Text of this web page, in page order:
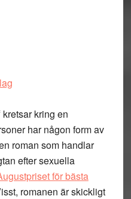
kring en
har någon form av
roman som handlar
efter sexuella
för bästa
romanen är skickligt